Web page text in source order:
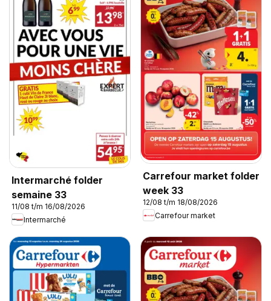
Intermarché folder
semaine 33
11/08 t/m 16/08/2026
Intermarché
Carrefour market folder
week 33
12/08 t/m 18/08/2026
Carrefour market